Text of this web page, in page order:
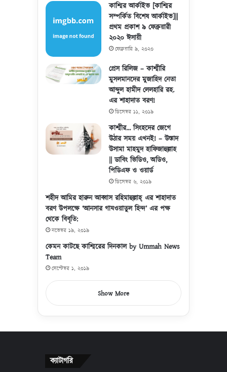
কাশ্মির আর্কাইভ [কাশ্মির
সম্পর্কিত বিশেষ আর্কাইভ]||
প্রথম প্রকাশ ৯ ফেব্রুয়ারী
২০২০ ঈসায়ী
ফেব্রুয়ারি ৯, ২০২০
প্রেস রিলিজ – কাশ্মীরি
মুসলমানদের মুজাহিদ নেতা
আব্দুল হামীদ লেলহারি রহ.
এর শাহাদাত বরণ!
ডিসেম্বর ১১, ২০১৯
কাশ্মীর… সিংহদের জেগে
উঠার সময় এখনই! – উস্তাদ
উসামা মাহমুদ হাফিজাহুল্লাহ
|| ডাবিং ভিডিও, অডিও,
পিডিএফ ও ওয়ার্ড
ডিসেম্বর ৬, ২০১৯
শহীদ আমির হারুন আব্বাস রহিমাহুল্লাহ্ এর শাহাদাত
বরণ উপলক্ষে ‘আনসার গাযওয়াতুল হিন্দ’ এর পক্ষ
থেকে বিবৃতি:
নভেম্বর ১৯, ২০১৯
কেমন কাটছে কাশ্মিরের দিনকাল by Ummah News
Team
সেপ্টেম্বর ১, ২০১৯
Show More
ক্যাটাগরি